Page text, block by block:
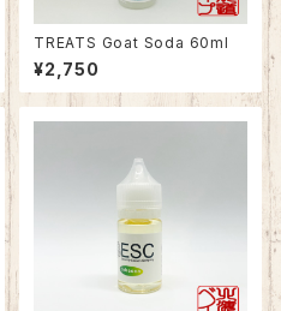
TREATS Goat Soda 60ml
¥2,750